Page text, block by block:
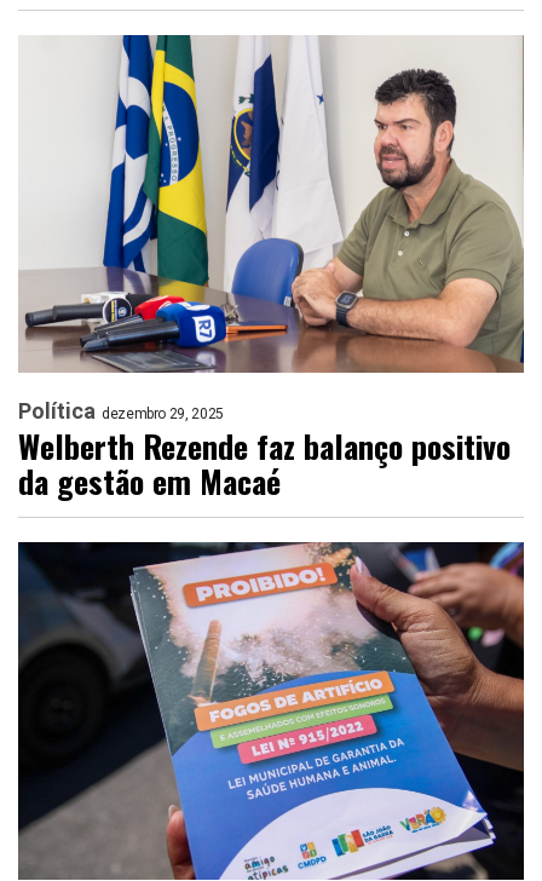
Política dezembro 29, 2025
Welberth Rezende faz balanço positivo
da gestão em Macaé